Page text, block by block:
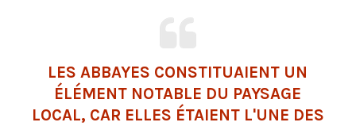
LES ABBAYES CONSTITUAIENT UN
ÉLÉMENT NOTABLE DU PAYSAGE
LOCAL, CAR ELLES ÉTAIENT L'UNE DES